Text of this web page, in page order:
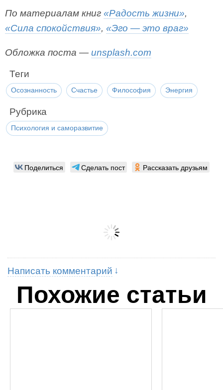
По материалам книг «Радость жизни»,
«Сила спокойствия», «Эго — это враг»
Обложка поста — unsplash.com
Теги
Осознанность Счастье Философия Энергия
Рубрика
Психология и саморазвитие
Поделиться Сделать пост Рассказать друзьям
Написать комментарий
Похожие статьи